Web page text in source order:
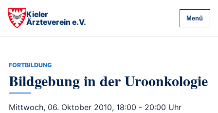
Kieler
Ärzteverein e.V.
Menü
FORTBILDUNG
Bildgebung in der Uroonkologie
Mittwoch, 06. Oktober 2010, 18:00 - 20:00 Uhr